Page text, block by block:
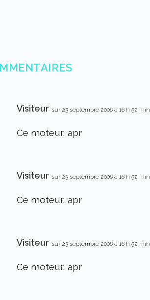
Visiteur sur 23 septembre 2006 à 16 h 52 min
Ce moteur, apr
Visiteur sur 23 septembre 2006 à 16 h 52 min
Ce moteur, apr
Visiteur sur 23 septembre 2006 à 16 h 52 min
Ce moteur, apr